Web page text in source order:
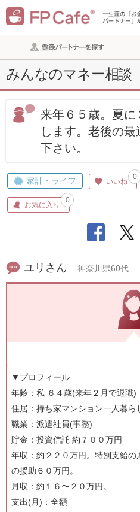
みんなのマネー相談
来年６５歳。夏
します。老後の
下さい。
家計・ライフ いいね
0
お気に入り
0
ユリさん 神奈川県60代
▼プロフィール
年齢：私 ６４歳(来年２月で退職)
住居：持ち家マンション一人暮
職業：派遣社員(事務)
貯金：投資信託 約７００万円
年収：約２２０万円。特別支給
の援助６０万円。
月収：約１６〜２０万円。
支出(月)：全額